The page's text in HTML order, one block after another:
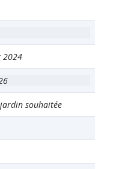
2024
souhaitée